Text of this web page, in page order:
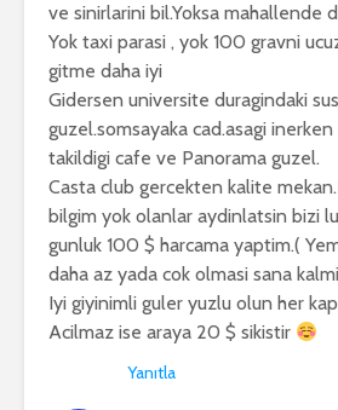
ve sinirlarini bil.Yoksa mahallende
Yok taxi parasi , yok 100 gravni
gitme daha iyi
Gidersen universite duragindaki
guzel.somsayaka cad.asagi
takildigi cafe ve Panorama guzel.
Casta club gercekten kalite
bilgim yok olanlar aydinlatsin bizi
gunluk 100 $ harcama yaptim.(
daha az yada cok olmasi sana
Iyi giyinimli guler yuzlu olun her
Acilmaz ise araya 20 $ sikistir
Yanıtla